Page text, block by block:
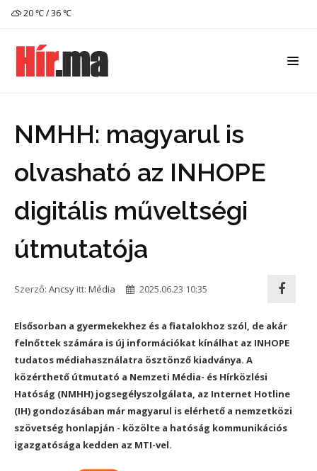
20 ℃ / 36 ℃
NMHH: magyarul is
olvasható az INHOPE
digitális műveltségi
útmutatója
Szerző: Ancsy itt: Média 2025.06.23 10:35
Elsősorban a gyermekekhez és a fiatalokhoz szól, de akár
felnőttek számára is új információkat kínálhat az INHOPE
tudatos médiahasználatra ösztönző kiadványa. A
közérthető útmutató a Nemzeti Média- és Hírközlési
Hatóság (NMHH) jogsegélyszolgálata, az Internet Hotline
(IH) gondozásában már magyarul is elérhető a nemzetközi
szövetség honlapján - közölte a hatóság kommunikációs
igazgatósága kedden az MTI-vel.